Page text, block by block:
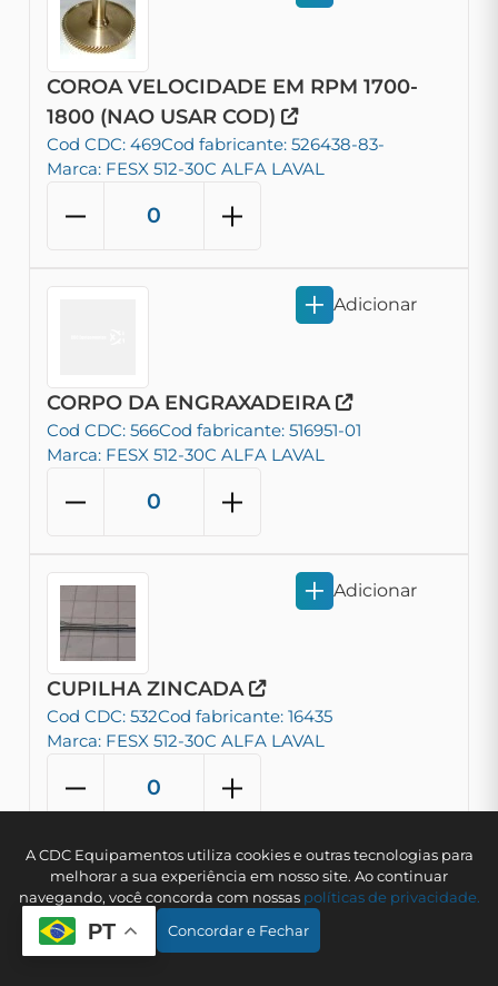
PT
COROA VELOCIDADE EM RPM 1700-
1800 (NAO USAR COD)
Cod CDC: 469Cod fabricante: 526438-83-
Marca: FESX 512-30C ALFA LAVAL
CORPO DA ENGRAXADEIRA
Cod CDC: 566Cod fabricante: 516951-01
Marca: FESX 512-30C ALFA LAVAL
Adicionar
CUPILHA ZINCADA
Cod CDC: 532Cod fabricante: 16435
Marca: FESX 512-30C ALFA LAVAL
Adicionar
Adicionar
A CDC Equipamentos utiliza cookies e outras tecnologias para
melhorar a sua experiência em nosso site. Ao continuar
navegando, você concorda com nossas polí­ticas de privacidade.
Concordar e Fechar